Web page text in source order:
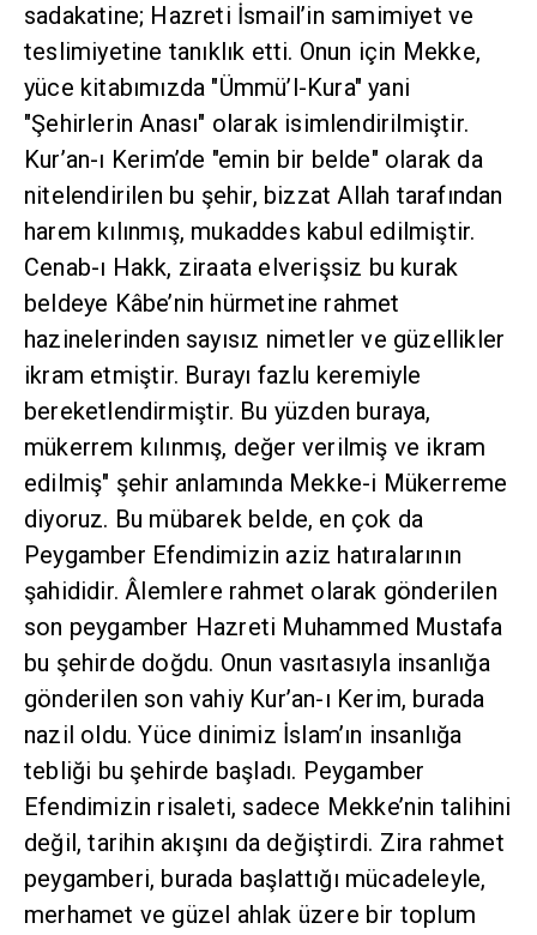
sadakatine; Hazreti İsmail’in samimiyet ve
teslimiyetine tanıklık etti. Onun için Mekke,
yüce kitabımızda "Ümmü’l-Kura" yani
"Şehirlerin Anası" olarak isimlendirilmiştir.
Kur’an-ı Kerim’de "emin bir belde" olarak da
nitelendirilen bu şehir, bizzat Allah tarafından
harem kılınmış, mukaddes kabul edilmiştir.
Cenab-ı Hakk, ziraata elverişsiz bu kurak
beldeye Kâbe’nin hürmetine rahmet
hazinelerinden sayısız nimetler ve güzellikler
ikram etmiştir. Burayı fazlu keremiyle
bereketlendirmiştir. Bu yüzden buraya,
mükerrem kılınmış, değer verilmiş ve ikram
edilmiş" şehir anlamında Mekke-i Mükerreme
diyoruz. Bu mübarek belde, en çok da
Peygamber Efendimizin aziz hatıralarının
şahididir. Âlemlere rahmet olarak gönderilen
son peygamber Hazreti Muhammed Mustafa
bu şehirde doğdu. Onun vasıtasıyla insanlığa
gönderilen son vahiy Kur’an-ı Kerim, burada
nazil oldu. Yüce dinimiz İslam’ın insanlığa
tebliği bu şehirde başladı. Peygamber
Efendimizin risaleti, sadece Mekke’nin talihini
değil, tarihin akışını da değiştirdi. Zira rahmet
peygamberi, burada başlattığı mücadeleyle,
merhamet ve güzel ahlak üzere bir toplum